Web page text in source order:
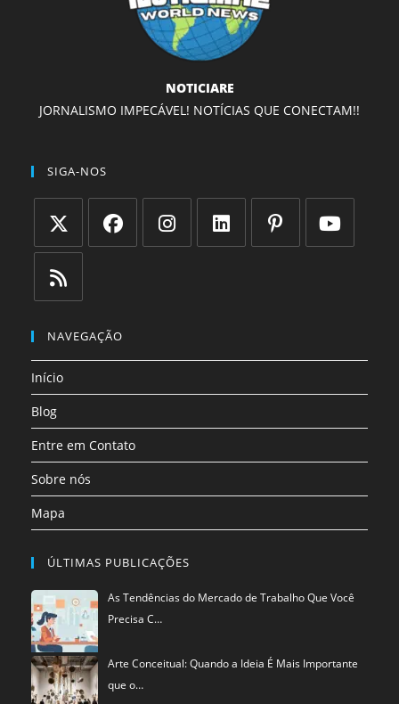
NOTICIARE
JORNALISMO IMPECÁVEL! NOTÍCIAS QUE CONECTAM!!
SIGA-NOS
Abre
em
uma
aba
aba
em
nova
aba
NAVEGAÇÃO
Início
Blog
Entre em Contato
Sobre nós
Mapa
ÚLTIMAS PUBLICAÇÕES
As Tendências do Mercado de Trabalho Que Você
Precisa C…
Arte Conceitual: Quando a Ideia É Mais Importante
que o…